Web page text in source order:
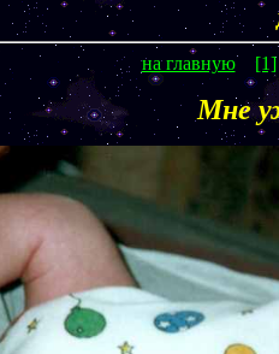
на главную [1]
Мне